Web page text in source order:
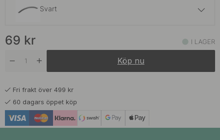
Svart
I lager
69 kr I LAGER
Köp nu
Fri frakt över 499 kr
60 dagars öppet köp